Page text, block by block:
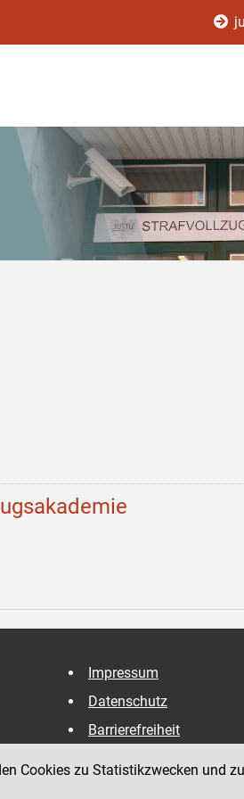
Impressum
Datenschutz
Barrierefreiheit
Cookies zu Statistikzwecken und